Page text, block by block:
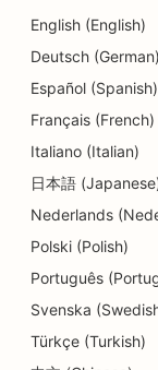
Šokių studijų
SEO
SEO
Detalių
SEO
SEO
English (English)
Deutsch (German)
Español (Spanish)
Français (French)
Italiano (Italian)
日本語
Nederlands
Polski (Polish)
Português
Svenska
Türkçe (Turkish)